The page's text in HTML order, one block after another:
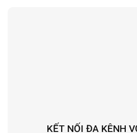
KẾT NỐI ĐA KÊNH